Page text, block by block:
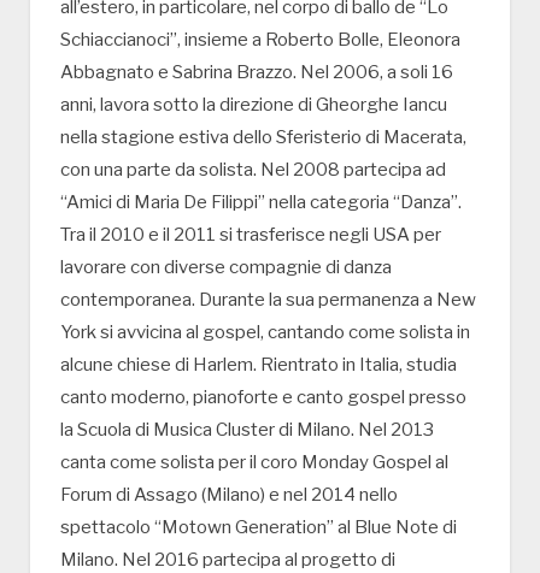
all’estero, in particolare, nel corpo di ballo de “Lo
Schiaccianoci”, insieme a Roberto Bolle, Eleonora
Abbagnato e Sabrina Brazzo. Nel 2006, a soli 16
anni, lavora sotto la direzione di Gheorghe Iancu
nella stagione estiva dello Sferisterio di Macerata,
con una parte da solista. Nel 2008 partecipa ad
“Amici di Maria De Filippi” nella categoria “Danza”.
Tra il 2010 e il 2011 si trasferisce negli USA per
lavorare con diverse compagnie di danza
contemporanea. Durante la sua permanenza a New
York si avvicina al gospel, cantando come solista in
alcune chiese di Harlem. Rientrato in Italia, studia
canto moderno, pianoforte e canto gospel presso
la Scuola di Musica Cluster di Milano. Nel 2013
canta come solista per il coro Monday Gospel al
Forum di Assago (Milano) e nel 2014 nello
spettacolo “Motown Generation” al Blue Note di
Milano. Nel 2016 partecipa al progetto di